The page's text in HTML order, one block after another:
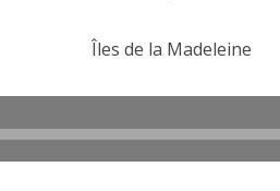
Îles de la Madeleine